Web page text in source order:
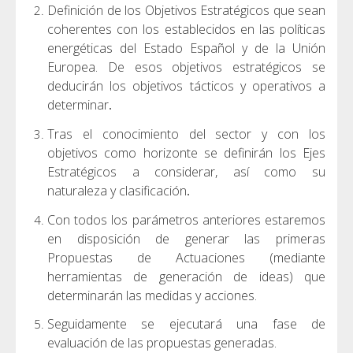
Definición de los Objetivos Estratégicos que sean
coherentes con los establecidos en las políticas
energéticas del Estado Español y de la Unión
Europea. De esos objetivos estratégicos se
deducirán los objetivos tácticos y operativos a
determinar.
Tras el conocimiento del sector y con los
objetivos como horizonte se definirán los Ejes
Estratégicos a considerar, así como su
naturaleza y clasificación.
Con todos los parámetros anteriores estaremos
en disposición de generar las primeras
Propuestas de Actuaciones (mediante
herramientas de generación de ideas) que
determinarán las medidas y acciones.
Seguidamente se ejecutará una fase de
evaluación de las propuestas generadas.